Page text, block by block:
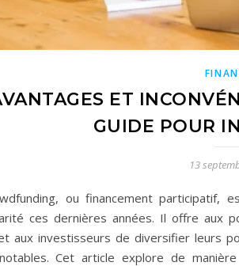
ET
GUIDE POUR
13
ou financement participatif,
ces dernières années. Il offre aux
aux investisseurs de diversifier leurs
Cet article explore de